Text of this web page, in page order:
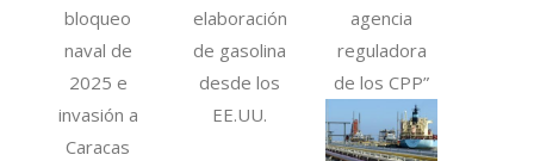
bloqueo
naval de
2025 e
invasión a
Caracas
elaboración
de gasolina
desde los
EE.UU.
agencia
reguladora
de los CPP”